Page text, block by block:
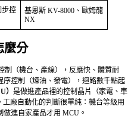
步控
基恩斯 KV-8000、歐姆龍
NX
麼分
制（機台、產線），反應快、體質耐
序控制（煉油、發電），迴路數千點起
）是做進產品裡的控制晶片（家電、車
廠自動化的判斷很單純：機台等級用
進自家產品才用 MCU。